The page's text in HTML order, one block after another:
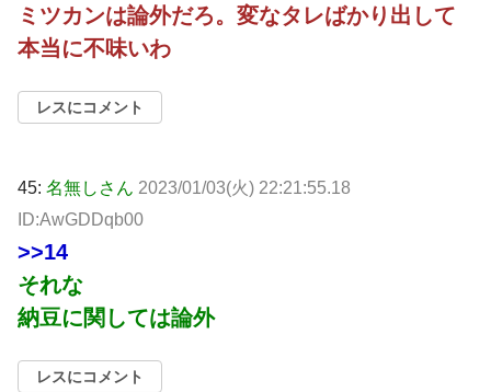
ミツカンは論外だろ。変なタレばかり出して
本当に不味いわ
レスにコメント
45: 名無しさん 2023/01/03(火) 22:21:55.18
ID:AwGDDqb00
>>14
それな
納豆に関しては論外
レスにコメント